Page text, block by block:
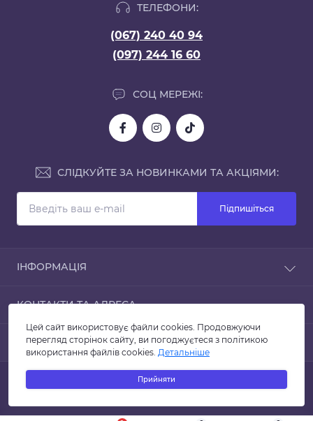
ТЕЛЕФОНИ:
(067) 240 40 94
(097) 244 16 60
СОЦ МЕРЕЖІ:
СЛІДКУЙТЕ ЗА НОВИНКАМИ ТА АКЦІЯМИ:
Підпишіться
ІНФОРМАЦІЯ
Умови й правила повернення
Зворотній зв'язок
Повернення товару
КОНТАКТИ ТА АДРЕСА
вулиця Зелена, 147, Львів, Львівська область, 79000
proposudcom@gmail.com
Нд-Свята: вихідний
МЕСЕНДЖЕРИ
Viber
Гуртівня посуду © 2026
Цей сайт використовує файли cookies. Продовжуючи
перегляд сторінок сайту, ви погоджуєтеся з політикою
використання файлів cookies. Детальніше
Прийняти